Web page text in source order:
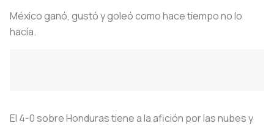
México ganó, gustó y goleó como hace tiempo no lo
hacía.
El 4-0 sobre Honduras tiene a la afición por las nubes y